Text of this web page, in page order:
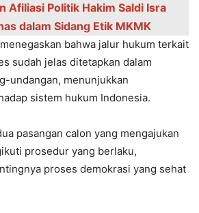
Afiliasi Politik Hakim Saldi Isra
dalam Sidang Etik MKMK
bahwa jalur hukum terkait
sudah jelas ditetapkan dalam
undangan, menunjukkan
sistem hukum Indonesia.
pasangan calon yang mengajukan
prosedur yang berlaku,
proses demokrasi yang sehat